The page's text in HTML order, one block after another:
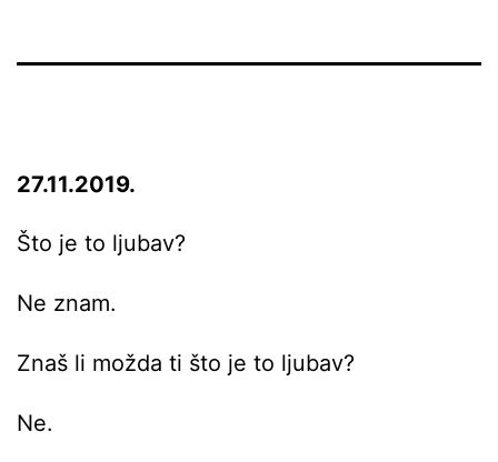
27.11.2019.
Što je to ljubav?
Ne znam.
Znaš li možda ti što je to ljubav?
Ne.